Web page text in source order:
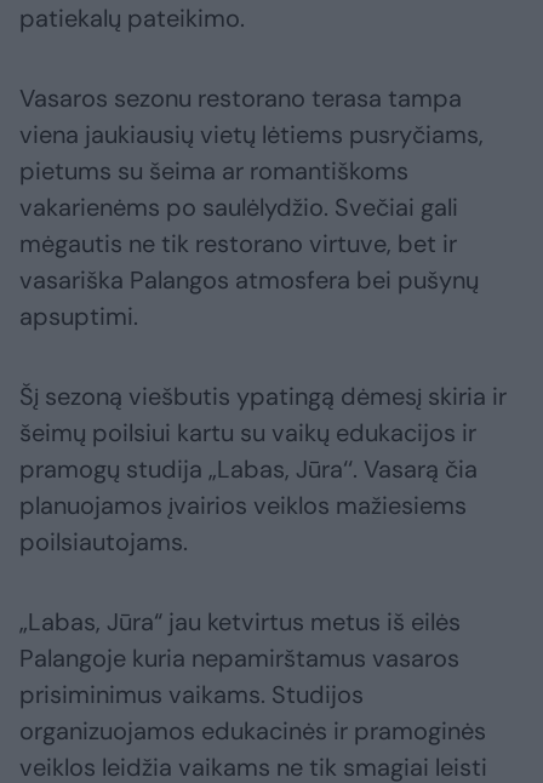
patiekalų pateikimo.
Vasaros sezonu restorano terasa tampa
viena jaukiausių vietų lėtiems pusryčiams,
pietums su šeima ar romantiškoms
vakarienėms po saulėlydžio. Svečiai gali
mėgautis ne tik restorano virtuve, bet ir
vasariška Palangos atmosfera bei pušynų
apsuptimi.
Šį sezoną viešbutis ypatingą dėmesį skiria ir
šeimų poilsiui kartu su vaikų edukacijos ir
pramogų studija „Labas, Jūra‘‘. Vasarą čia
planuojamos įvairios veiklos mažiesiems
poilsiautojams.
„Labas, Jūra“ jau ketvirtus metus iš eilės
Palangoje kuria nepamirštamus vasaros
prisiminimus vaikams. Studijos
organizuojamos edukacinės ir pramoginės
veiklos leidžia vaikams ne tik smagiai leisti